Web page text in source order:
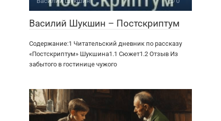
Василий Шукшин – Постскриптум
Содержание:1 Читательский дневник по рассказу
«Постскриптум» Шукшина1.1 Сюжет1.2 Отзыв Из
забытого в гостинице чужого